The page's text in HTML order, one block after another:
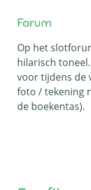
Forum
Op het
hilarisch
voor tijdens de
foto / tekening
de boekentas).